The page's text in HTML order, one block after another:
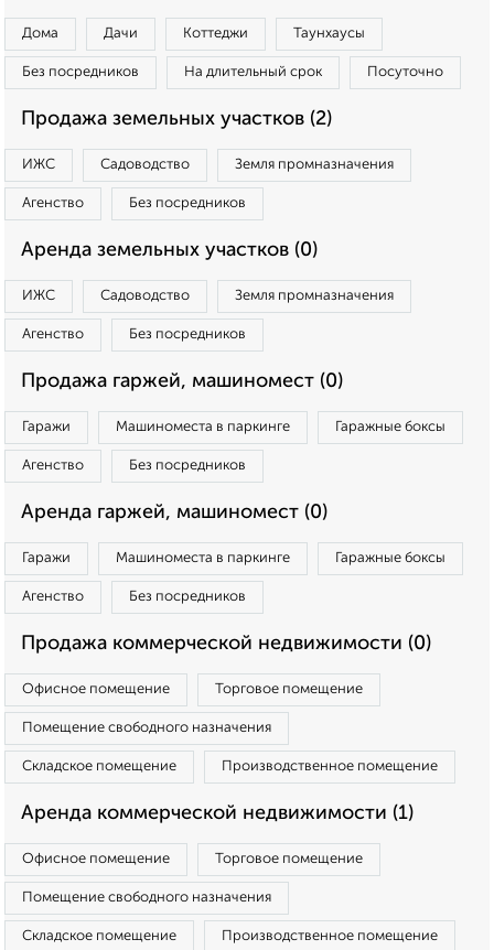
Дома Дачи Коттеджи Таунхаусы
Без посредников На длительный срок Посуточно
Продажа земельных участков (2)
ИЖС Садоводство Земля промназначения
Агенство Без посредников
Аренда земельных участков (0)
ИЖС Садоводство Земля промназначения
Агенство Без посредников
Продажа гаржей, машиномест (0)
Гаражи Машиноместа в паркинге Гаражные боксы
Агенство Без посредников
Аренда гаржей, машиномест (0)
Гаражи Машиноместа в паркинге Гаражные боксы
Агенство Без посредников
Продажа коммерческой недвижимости (0)
Офисное помещение Торговое помещение
Помещение свободного назначения
Складское помещение Производственное помещение
Аренда коммерческой недвижимости (1)
Офисное помещение Торговое помещение
Помещение свободного назначения
Складское помещение Производственное помещение